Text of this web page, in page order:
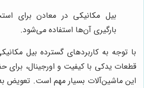
بیل مکانیکی در معادن برای
بارگیری آن‌ها استفاده می‌شود.
با توجه به کاربردهای گسترده بیل
قطعات یدکی با کیفیت و اورجینال، برای
این ماشین‌آلات بسیار مهم است. تعویض